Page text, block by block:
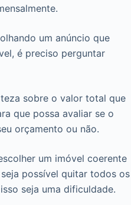
um anúncio que
é preciso perguntar
sobre o valor total que
que possa avaliar se o
orçamento ou não.
um imóvel coerente
possível quitar todos os
seja uma dificuldade.